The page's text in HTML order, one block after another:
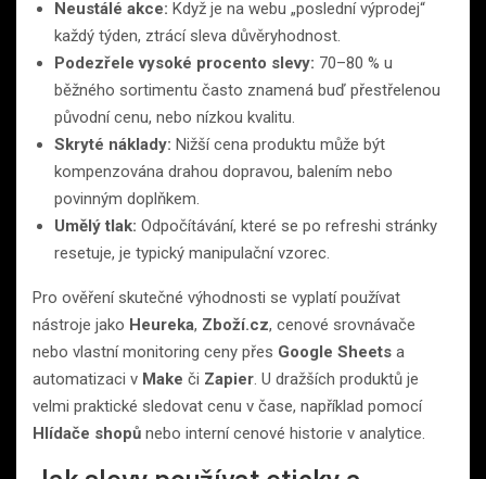
Neustálé akce: Když je na webu „poslední výprodej“
každý týden, ztrácí sleva důvěryhodnost.
Podezřele vysoké procento slevy: 70–80 % u
běžného sortimentu často znamená buď přestřelenou
původní cenu, nebo nízkou kvalitu.
Skryté náklady: Nižší cena produktu může být
kompenzována drahou dopravou, balením nebo
povinným doplňkem.
Umělý tlak: Odpočítávání, které se po refreshi stránky
resetuje, je typický manipulační vzorec.
Pro ověření skutečné výhodnosti se vyplatí používat
nástroje jako Heureka, Zboží.cz, cenové srovnávače
nebo vlastní monitoring ceny přes Google Sheets a
automatizaci v Make či Zapier . U dražších produktů je
velmi praktické sledovat cenu v čase, například pomocí
Hlídače shopů nebo interní cenové historie v analytice.